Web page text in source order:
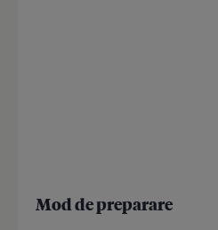
Mod de preparare